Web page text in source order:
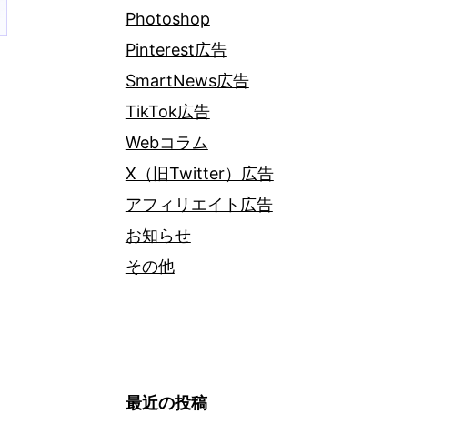
Photoshop
Pinterest広告
SmartNews広告
TikTok広告
Webコラム
X（旧Twitter）広告
アフィリエイト広告
お知らせ
その他
最近の投稿